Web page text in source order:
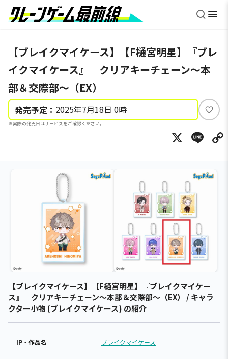
【ブレイクマイケース】【F樋宮明星】『ブレ
イクマイケース』 クリアキーチェーン～本
部＆交際部～（EX）
発売予定： 2025年7月18日 0時
※実際の発売日はサービスをご確認ください。
い
ね
X
【ブレイクマイケース】【F樋宮明星】『ブレイクマイケー
ス』 クリアキーチェーン～本部＆交際部～（EX） / キャラ
クター小物 (ブレイクマイケース) の紹介
IP・作品名 ブレイクマイケース